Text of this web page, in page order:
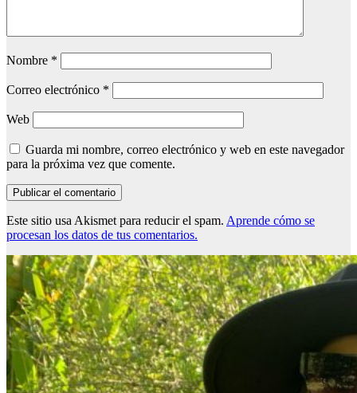
Nombre *
Correo electrónico *
Web
Guarda mi nombre, correo electrónico y web en este navegador
para la próxima vez que comente.
Este sitio usa Akismet para reducir el spam. Aprende cómo se
procesan los datos de tus comentarios.